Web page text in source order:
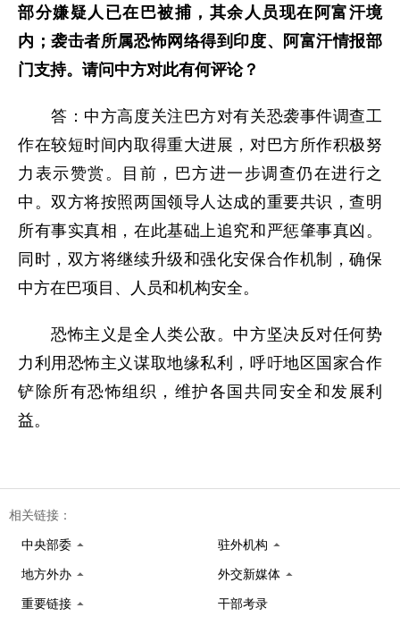
部分嫌疑人已在巴被捕，其余人员现在阿富汗境
内；袭击者所属恐怖网络得到印度、阿富汗情报部
门支持。请问中方对此有何评论？
答：中方高度关注巴方对有关恐袭事件调查工
作在较短时间内取得重大进展，对巴方所作积极努
力表示赞赏。目前，巴方进一步调查仍在进行之
中。双方将按照两国领导人达成的重要共识，查明
所有事实真相，在此基础上追究和严惩肇事真凶。
同时，双方将继续升级和强化安保合作机制，确保
中方在巴项目、人员和机构安全。
恐怖主义是全人类公敌。中方坚决反对任何势
力利用恐怖主义谋取地缘私利，呼吁地区国家合作
铲除所有恐怖组织，维护各国共同安全和发展利
益。
相关链接：
中央部委 驻外机构
地方外办 外交新媒体
重要链接 干部考录